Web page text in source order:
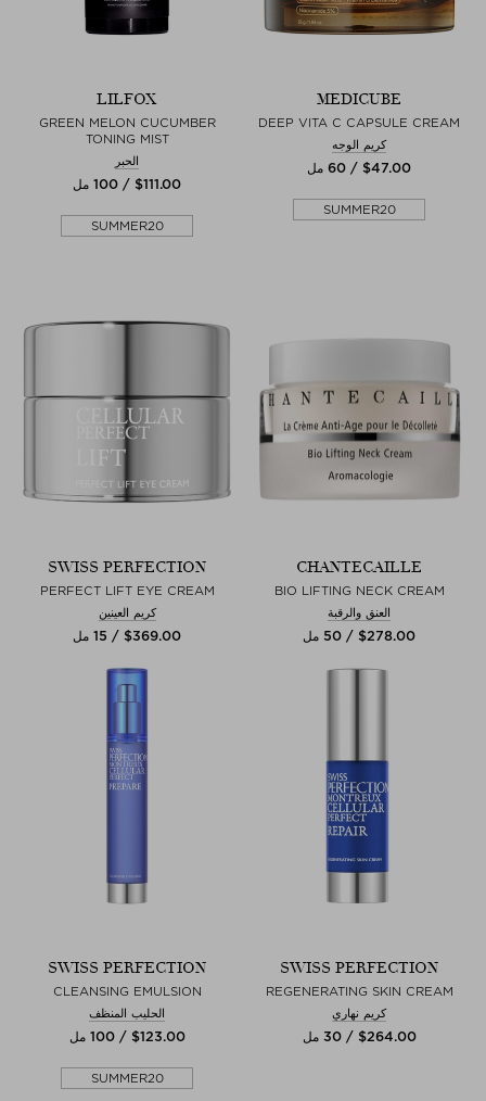
MEDICUBE
DEEP VITA C CAPSULE CREAM
كريم الوجه
$‌47.00 / 60 مل
SUMMER20
LILFOX
GREEN MELON CUCUMBER
TONING MIST
الحبر
$‌111.00 / 100 مل
SUMMER20
CHANTECAILLE
BIO LIFTING NECK CREAM
العنق والرقبة
$‌278.00 / 50 مل
SWISS PERFECTION
PERFECT LIFT EYE CREAM
كريم العينين
$‌369.00 / 15 مل
SWISS PERFECTION
REGENERATING SKIN CREAM
كريم نهاري
$‌264.00 / 30 مل
SWISS PERFECTION
CLEANSING EMULSION
الحليب المنظف
$‌123.00 / 100 مل
SUMMER20